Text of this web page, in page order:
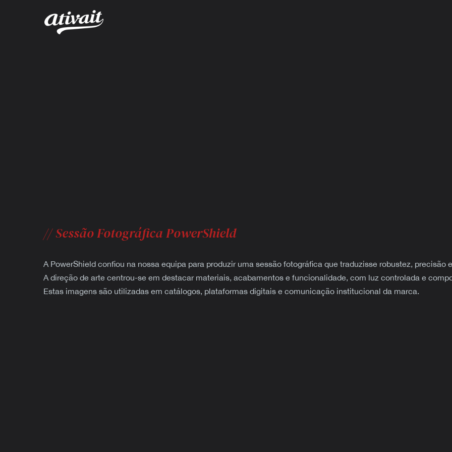
// Sessão Fotográfica PowerShield
A PowerShield confiou na nossa equipa para produzir uma sessão fotográfica que traduzisse robustez,
A direção de arte centrou-se em destacar materiais, acabamentos e funcionalidade, com luz controlada e
Estas imagens são utilizadas em catálogos, plataformas digitais e comunicação institucional da marca.